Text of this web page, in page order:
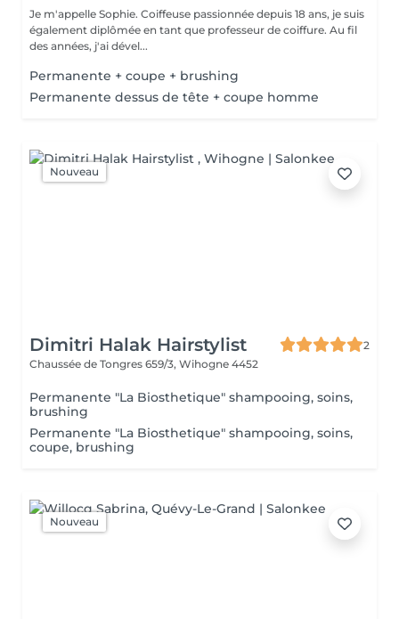
Je m'appelle Sophie. Coiffeuse passionnée depuis 18 ans, je suis
également diplômée en tant que professeur de coiffure. Au fil
des années, j'ai dével...
Permanente + coupe + brushing
Permanente dessus de tête + coupe homme
Nouveau
Dimitri Halak Hairstylist
2
Chaussée de Tongres 659/3, Wihogne 4452
Permanente "La Biosthetique" shampooing, soins,
brushing
Permanente "La Biosthetique" shampooing, soins,
coupe, brushing
Nouveau